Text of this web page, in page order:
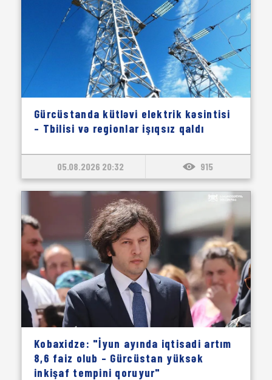
Gürcüstanda kütləvi elektrik kəsintisi
– Tbilisi və regionlar işıqsız qaldı
05.08.2026 20:32 915
Kobaxidze: "İyun ayında iqtisadi artım
8,6 faiz olub – Gürcüstan yüksək
inkişaf tempini qoruyur"